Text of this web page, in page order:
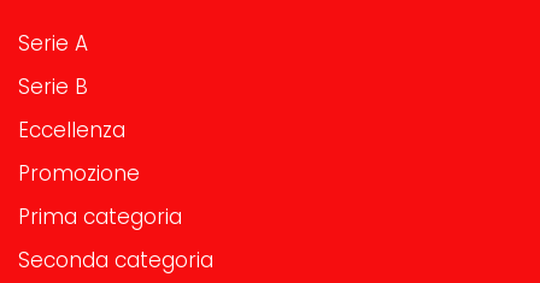
Serie A
Serie B
Eccellenza
Promozione
Prima categoria
Seconda categoria